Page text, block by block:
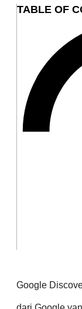
TABLE OF
Google